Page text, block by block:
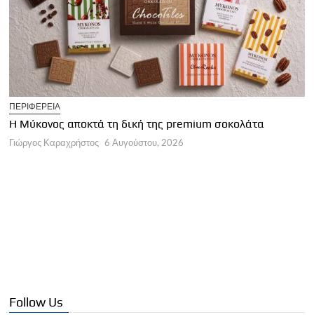
ΠΕΡΙΦΕΡΕΙΑ
Η Μύκονος αποκτά τη δική της premium σοκολάτα
Γιώργος Καραχρήστος 6 Αυγούστου, 2026
Follow Us